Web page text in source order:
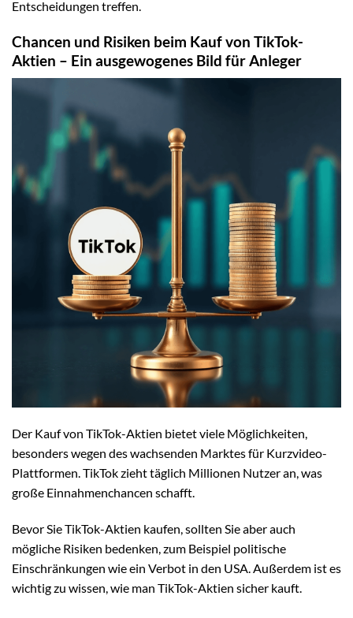
Entscheidungen treffen.
Chancen und Risiken beim Kauf von TikTok-
Aktien – Ein ausgewogenes Bild für Anleger
Der Kauf von TikTok-Aktien bietet viele Möglichkeiten,
besonders wegen des wachsenden Marktes für Kurzvideo-
Plattformen. TikTok zieht täglich Millionen Nutzer an, was
große Einnahmenchancen schafft.
Bevor Sie TikTok-Aktien kaufen, sollten Sie aber auch
mögliche Risiken bedenken, zum Beispiel politische
Einschränkungen wie ein Verbot in den USA. Außerdem ist es
wichtig zu wissen, wie man TikTok-Aktien sicher kauft.